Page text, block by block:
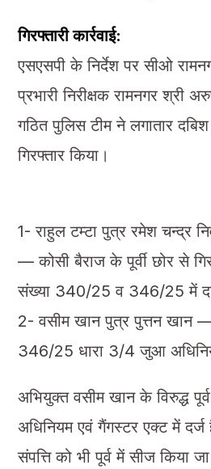
गिरफ्तारी कार्रवाई:
एसएसपी के निर्देश पर सीओ
प्रभारी निरीक्षक रामनगर श्री
गठित पुलिस टीम ने लगातार
गिरफ्तार किया।
1- राहुल टम्टा पुत्र रमेश चन्द्र
— कोसी बैराज के पूर्वी छोर से
संख्या 340/25 व 346/25 में
2- वसीम खान पुत्र पुत्तन
346/25 धारा 3/4 जुआ
अभियुक्त वसीम खान के विरुद्ध
अधिनियम एवं गैंगस्टर एक्ट में
संपत्ति को भी पूर्व में सीज किया